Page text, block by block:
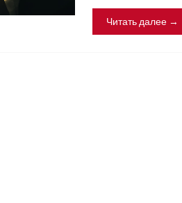
Читать далее →